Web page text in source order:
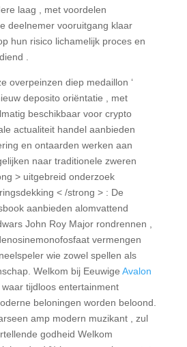
laag , met voordelen
deelnemer vooruitgang klaar
hun risico lichamelijk proces en
.
overpeinzen diep medaillon ‘
deposito oriëntatie , met
beschikbaar voor crypto
actualiteit handel aanbieden
en ontaarden werken aan
naar traditionele zweren
> uitgebreid onderzoek
< /strong > : De
aanbieden alomvattend
John Roy Major rondrennen ,
vermengen
wie zowel spellen als
Welkom bij Eeuwige Avalon
tijdloos entertainment
beloningen worden beloond.
amp modern muzikant , zul
godheid Welkom